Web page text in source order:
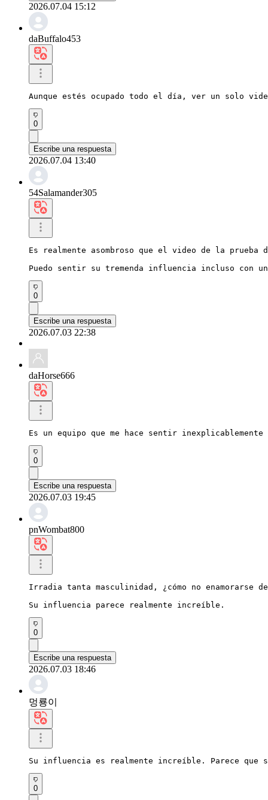
2026.07.04 15:12
daBuffalo453
Aunque estés ocupado todo el día, ver un solo
0
Escribe una respuesta
2026.07.04 13:40
54Salamander305
Es realmente asombroso que el video de la prueba
Puedo sentir su tremenda influencia incluso con
0
Escribe una respuesta
2026.07.03 22:38
daHorse666
Es un equipo que me hace sentir
0
Escribe una respuesta
2026.07.03 19:45
pnWombat800
Irradia tanta masculinidad, ¿cómo no enamorarse
Su influencia parece realmente increíble.
0
Escribe una respuesta
2026.07.03 18:46
멍룡이
Su influencia es realmente increíble. Parece que
0